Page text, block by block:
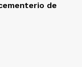
de